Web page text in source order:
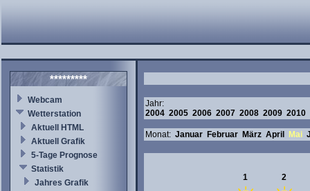
*********
Webcam
Wetterstation
Aktuell HTML
Aktuell Grafik
5-Tage Prognose
Statistik
Jahres Grafik
Jahr:
2004 2005 2006 2007 2008 2009 2010
Monat: Januar Februar März April Mai
1 2